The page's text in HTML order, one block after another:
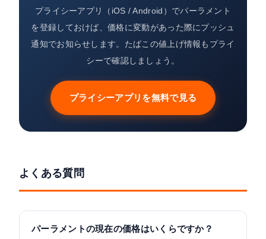
プライシーアプリ（iOS / Android）でパーラメント
を登録しておけば、価格に変動があった際にプッシュ
通知でお知らせします。たばこの値上げ情報もプライ
シーで確認しましょう。
プライシーアプリを無料で見る
よくある質問
パーラメントの現在の価格はいくらですか？